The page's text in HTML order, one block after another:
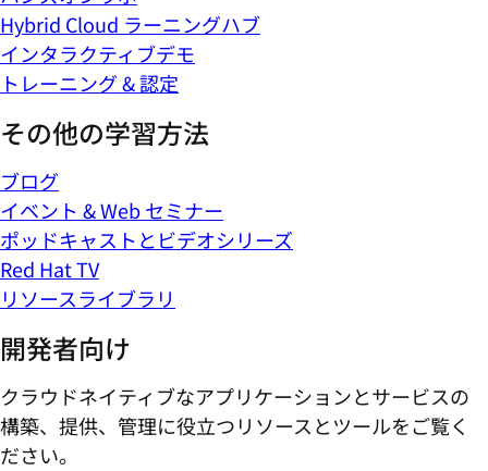
Hybrid Cloud ラーニングハブ
インタラクティブデモ
トレーニング & 認定
その他の学習方法
ブログ
イベント & Web セミナー
ポッドキャストとビデオシリーズ
Red Hat TV
リソースライブラリ
開発者向け
クラウドネイティブなアプリケーションとサービスの
構築、提供、管理に役立つリソースとツールをご覧く
ださい。